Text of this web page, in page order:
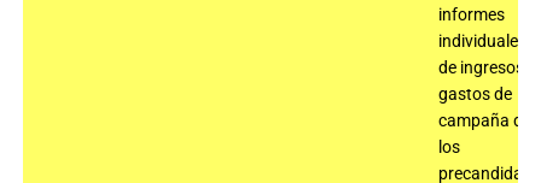
informes
individuales
de ingresos y
gastos de
campaña de
los